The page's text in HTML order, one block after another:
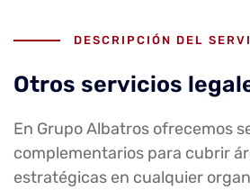
DESCRIPCIÓN DEL
Otros servicios
En Grupo Albatros ofrecemos
complementarios para cubrir
estratégicas en cualquier